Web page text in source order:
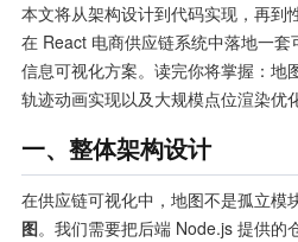
本文将从架构设计到代码实现，再到
在 React 电商供应链系统中落地一
信息可视化方案。读完你将掌握：地
轨迹动画实现以及大规模点位渲染优
一、整体架构设计
在供应链可视化中，地图不是孤立模
图。我们需要把后端 Node.js 提供的